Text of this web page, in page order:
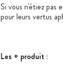
Si vous n'étiez pas
pour leurs vertus
Les + produit :